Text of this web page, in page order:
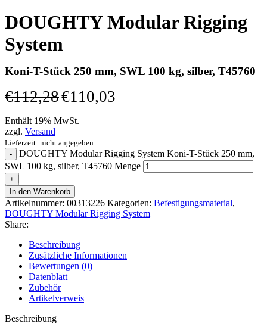
DOUGHTY Modular Rigging
System
Koni-T-Stück 250 mm, SWL 100 kg, silber, T45760
€112,28€110,03
Enthält 19% MwSt.
zzgl. Versand
Lieferzeit: nicht angegeben
DOUGHTY Modular Rigging System Koni-T-Stück 250 mm,
SWL 100 kg, silber, T45760 Menge
In den Warenkorb
Artikelnummer: 00313226 Kategorien: Befestigungsmaterial,
DOUGHTY Modular Rigging System
Share:
Beschreibung
Zusätzliche Informationen
Bewertungen (0)
Datenblatt
Zubehör
Artikelverweis
Beschreibung